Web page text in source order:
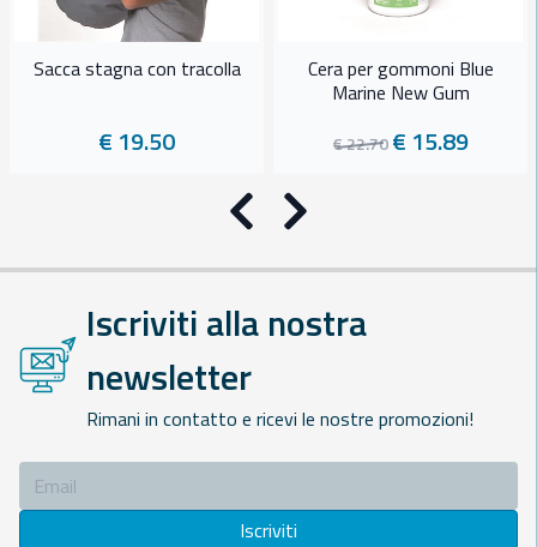
Sacca stagna con tracolla
€ 19.50
Cera per gommoni Blue
Marine New Gum
€ 22.70€ 15.89
Precedente
Successivo
Iscriviti alla nostra
newsletter
Rimani in contatto e ricevi le nostre promozioni!
Iscriviti